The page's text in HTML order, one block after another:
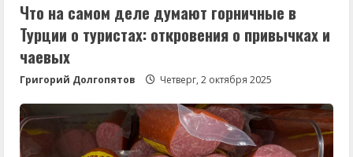
Что на самом деле думают горничные в
Турции о туристах: откровения о привычках и
чаевых
Григорий Долгопятов Четверг, 2 октября 2025